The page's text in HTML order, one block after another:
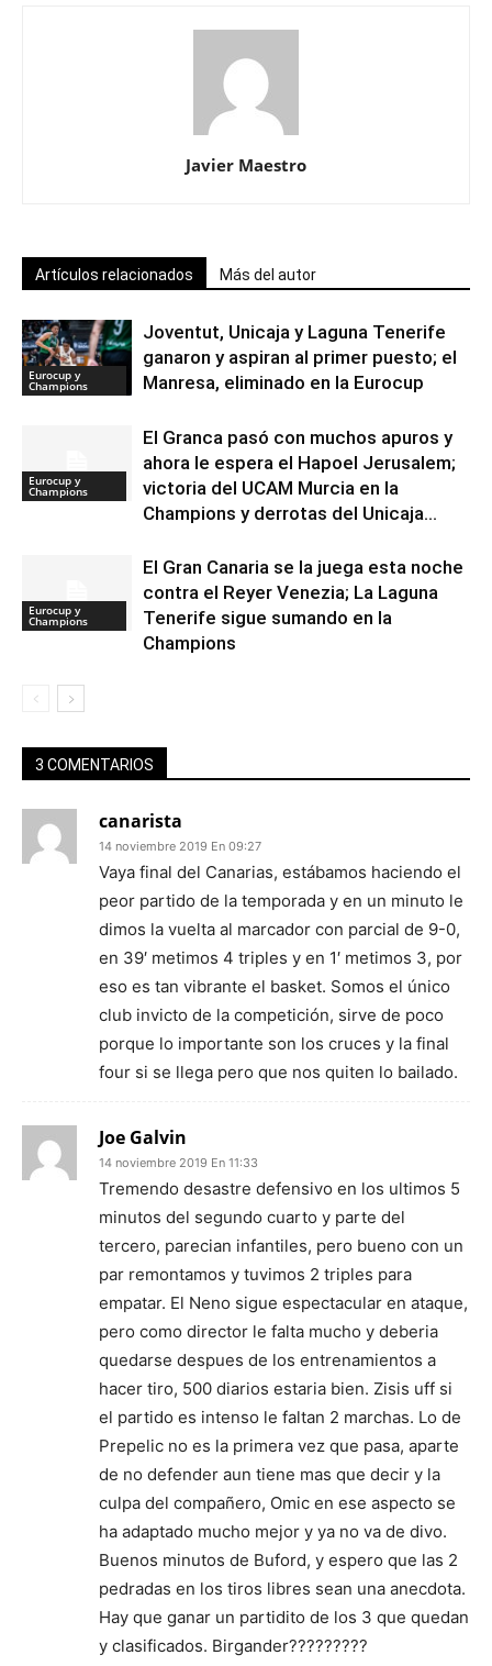
Javier Maestro
Artículos relacionados Más del autor
Eurocup y
Champions
Joventut, Unicaja y Laguna Tenerife
ganaron y aspiran al primer puesto; el
Manresa, eliminado en la Eurocup
Eurocup y
Champions
El Granca pasó con muchos apuros y
ahora le espera el Hapoel Jerusalem;
victoria del UCAM Murcia en la
Champions y derrotas del Unicaja...
Eurocup y
Champions
El Gran Canaria se la juega esta noche
contra el Reyer Venezia; La Laguna
Tenerife sigue sumando en la
Champions
3 COMENTARIOS
canarista
14 noviembre 2019 En 09:27
Vaya final del Canarias, estábamos haciendo el
peor partido de la temporada y en un minuto le
dimos la vuelta al marcador con parcial de 9-0,
en 39′ metimos 4 triples y en 1′ metimos 3, por
eso es tan vibrante el basket. Somos el único
club invicto de la competición, sirve de poco
porque lo importante son los cruces y la final
four si se llega pero que nos quiten lo bailado.
Joe Galvin
14 noviembre 2019 En 11:33
Tremendo desastre defensivo en los ultimos 5
minutos del segundo cuarto y parte del
tercero, parecian infantiles, pero bueno con un
par remontamos y tuvimos 2 triples para
empatar. El Neno sigue espectacular en ataque,
pero como director le falta mucho y deberia
quedarse despues de los entrenamientos a
hacer tiro, 500 diarios estaria bien. Zisis uff si
el partido es intenso le faltan 2 marchas. Lo de
Prepelic no es la primera vez que pasa, aparte
de no defender aun tiene mas que decir y la
culpa del compañero, Omic en ese aspecto se
ha adaptado mucho mejor y ya no va de divo.
Buenos minutos de Buford, y espero que las 2
pedradas en los tiros libres sean una anecdota.
Hay que ganar un partidito de los 3 que quedan
y clasificados. Birgander?????????